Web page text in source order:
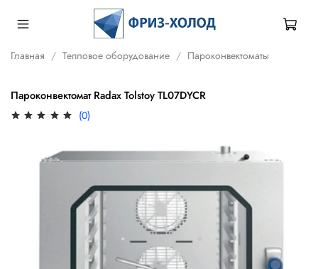
Главная Тепловое оборудование Пароконвектоматы
Пароконвектомат Radax Tolstoy TL07DYCR
(0)